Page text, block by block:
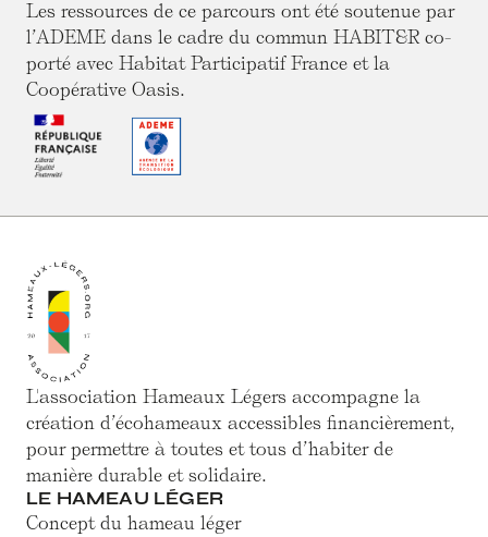
Les ressources de ce parcours ont été soutenue par
l’ADEME dans le cadre du commun HABIT&R co-
porté avec Habitat Participatif France et la
Coopérative Oasis.
L'association Hameaux Légers accompagne la
création d’écohameaux accessibles financièrement,
pour permettre à toutes et tous d’habiter de
manière durable et solidaire.
LE HAMEAU LÉGER
Concept du hameau léger